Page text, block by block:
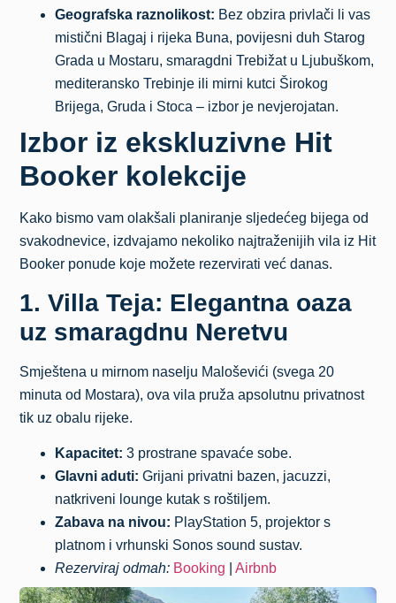
Geografska raznolikost: Bez obzira privlači li vas
mistični Blagaj i rijeka Buna, povijesni duh Starog
Grada u Mostaru, smaragdni Trebižat u Ljubuškom,
mediteransko Trebinje ili mirni kutci Širokog
Brijega, Gruda i Stoca – izbor je nevjerojatan.
Izbor iz ekskluzivne Hit
Booker kolekcije
Kako bismo vam olakšali planiranje sljedećeg bijega od
svakodnevice, izdvajamo nekoliko najtraženijih vila iz Hit
Booker ponude koje možete rezervirati već danas.
1. Villa Teja: Elegantna oaza
uz smaragdnu Neretvu
Smještena u mirnom naselju Maloševići (svega 20
minuta od Mostara), ova vila pruža apsolutnu privatnost
tik uz obalu rijeke.
Kapacitet: 3 prostrane spavaće sobe.
Glavni aduti: Grijani privatni bazen, jacuzzi,
natkriveni lounge kutak s roštiljem.
Zabava na nivou: PlayStation 5, projektor s
platnom i vrhunski Sonos sound sustav.
Rezerviraj odmah: Booking |Airbnb